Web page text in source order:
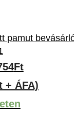
pamut
Ft
0Ft
+ ÁFA)